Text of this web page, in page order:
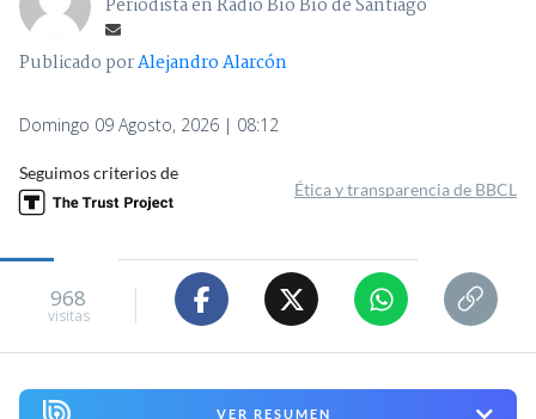
Periodista en Radio Bío Bío de Santiago
Publicado porAlejandro Alarcón
Domingo 09 Agosto, 2026 | 08:12
Seguimos criterios de
Ética y transparencia de BBCL
968
visitas
VER RESUMEN